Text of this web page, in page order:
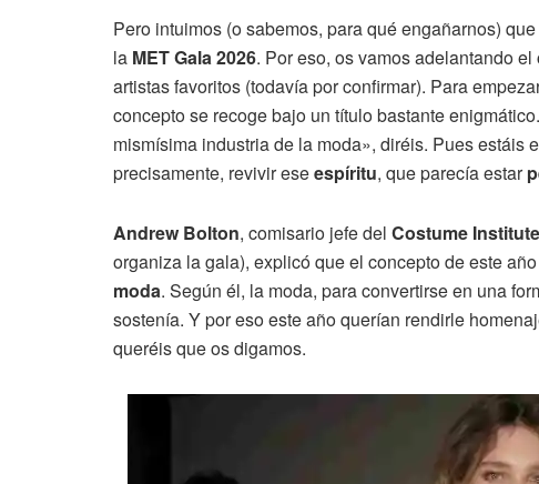
Pero intuimos (o sabemos, para qué engañarnos) que
la MET Gala 2026. Por eso, os vamos adelantando el
artistas favoritos (todavía por confirmar). Para
concepto se recoge bajo un título bastante enigmático.
mismísima industria de la moda», diréis. Pues estáis
precisamente, revivir eseespíritu, que parecía estar
Andrew Bolton, comisario jefe del Costume
organiza la gala), explicó que el concepto de este
moda. Según él, la moda, para convertirse en una
sostenía. Y por eso este año querían rendirle
queréis que os digamos.